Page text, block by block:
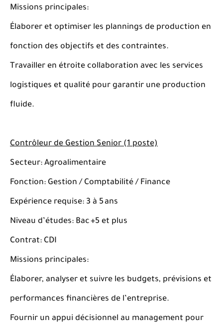
Missions principales:
Élaborer et optimiser les plannings de production en
fonction des objectifs et des contraintes.
Travailler en étroite collaboration avec les services
logistiques et qualité pour garantir une production
fluide.
Contrôleur de Gestion Senior (1 poste)
Secteur: Agroalimentaire
Fonction: Gestion / Comptabilité / Finance
Expérience requise: 3 à 5 ans
Niveau d’études: Bac +5 et plus
Contrat: CDI
Missions principales:
Élaborer, analyser et suivre les budgets, prévisions et
performances financières de l’entreprise.
Fournir un appui décisionnel au management pour